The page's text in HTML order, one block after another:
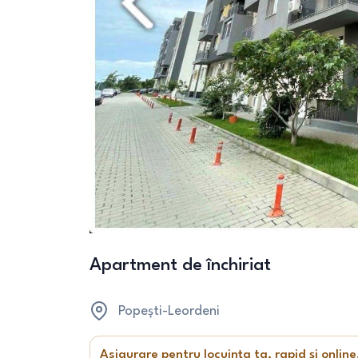
Apartment de închiriat
Popești-Leordeni
Asigurare pentru locuința ta, rapid și